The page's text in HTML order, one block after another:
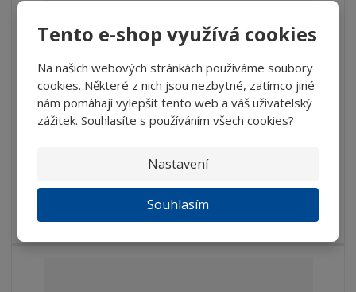
Tento e-shop využívá cookies
Na našich webových stránkách používáme soubory
cookies. Některé z nich jsou nezbytné, zatímco jiné
nám pomáhají vylepšit tento web a váš uživatelský
zážitek. Souhlasíte s používáním všech cookies?
Nastavení
Souhlasím
851 Kč
703,31 Kč bez DPH
Lupa se skleněnou asférickou čočkou - průměr 45 mm, ...